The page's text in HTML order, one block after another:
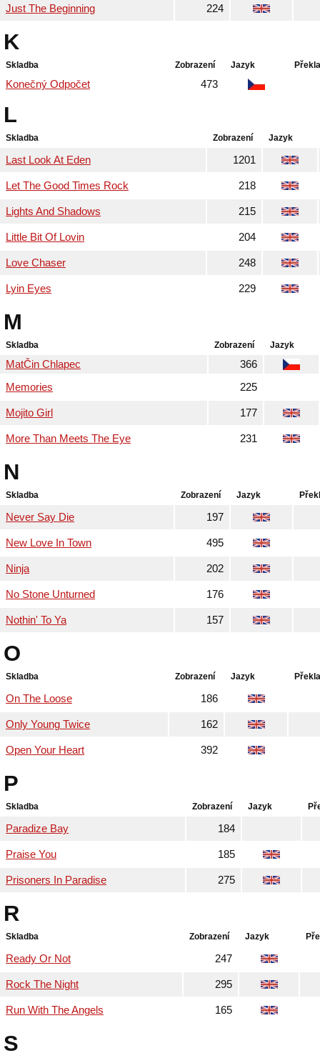
Just The Beginning 224
K
Skladba Zobrazení Jazyk
Konečný Odpočet 473
L
Skladba Zobrazení Jazyk
Last Look At Eden 1201
Let The Good Times Rock 218
Lights And Shadows 215
Little Bit Of Lovin 204
Love Chaser 248
Lyin Eyes 229
M
Skladba Zobrazení Jazyk
MatČin Chlapec
366
Memories
225
Mojito Girl 177
More Than Meets The Eye 231
N
Skladba Zobrazení Jazyk
Never Say Die 197
New Love In Town 495
Ninja 202
No Stone Unturned 176
Nothin' To Ya 157
O
Skladba Zobrazení Jazyk
On The Loose 186
Only Young Twice 162
Open Your Heart 392
P
Skladba Zobrazení Jazyk
Paradize Bay 184
Praise You 185
Prisoners In Paradise 275
R
Skladba Zobrazení Jazyk
Ready Or Not 247
Rock The Night 295
Run With The Angels 165
S